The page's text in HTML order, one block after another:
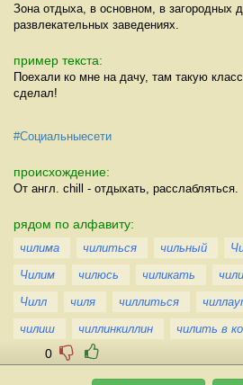
Зона отдыха, в основном, в загородных
развлекательных заведениях.
пример текста:
Поехали ко мне на дачу, там такую
сделал!
#Социальныесети
происхождение:
От англ. chill - отдыхать, расслабляться.
рядом по алфавиту:
чилима чилиться чильный
Чилим
чилюсь чиликать
Чилл
чиля чиллиться
чилиш
чиллинкиллин чилить в
0